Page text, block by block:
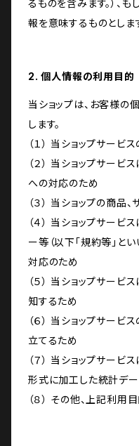
るものを含みます。）、
報を意味するものとしま
2. 個人情報の利用目的
当ショップは、お客様の
します。
（１） 当ショップサービ
（２） 当ショップサービ
への対応のため
（３） 当ショップの商品
（４） 当ショップサービ
ー等（以下「規約等」と
対応のため
（５） 当ショップサー
知するため
（６） 当ショップサー
立てるため
（７） 当ショップサービ
形式に加工した統計デ
（８） その他、上記利